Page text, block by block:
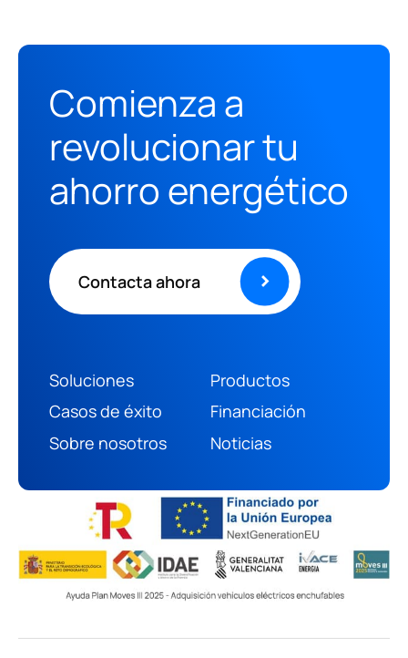
Soluciones
Productos
Casos de éxito
Financiación
Sobre nosotros
Noticias
Comienza a
revolucionar tu
ahorro energético
Contacta ahora
(+34) 966 469 187
info@ruanoenergia.com